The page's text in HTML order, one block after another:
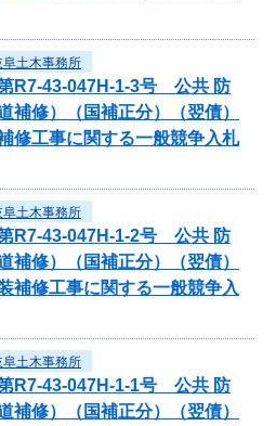
阜土木事務所
第R7-43-047H-1-3号 公共 防
補修）（国補正分）（翌債）
修工事に関する一般競争入札
阜土木事務所
第R7-43-047H-1-2号 公共 防
補修）（国補正分）（翌債）
補修工事に関する一般競争入
阜土木事務所
第R7-43-047H-1-1号 公共 防
補修）（国補正分）（翌債）